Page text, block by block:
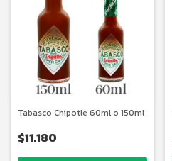
Tabasco Chipotle 60ml o 150ml
$11.180